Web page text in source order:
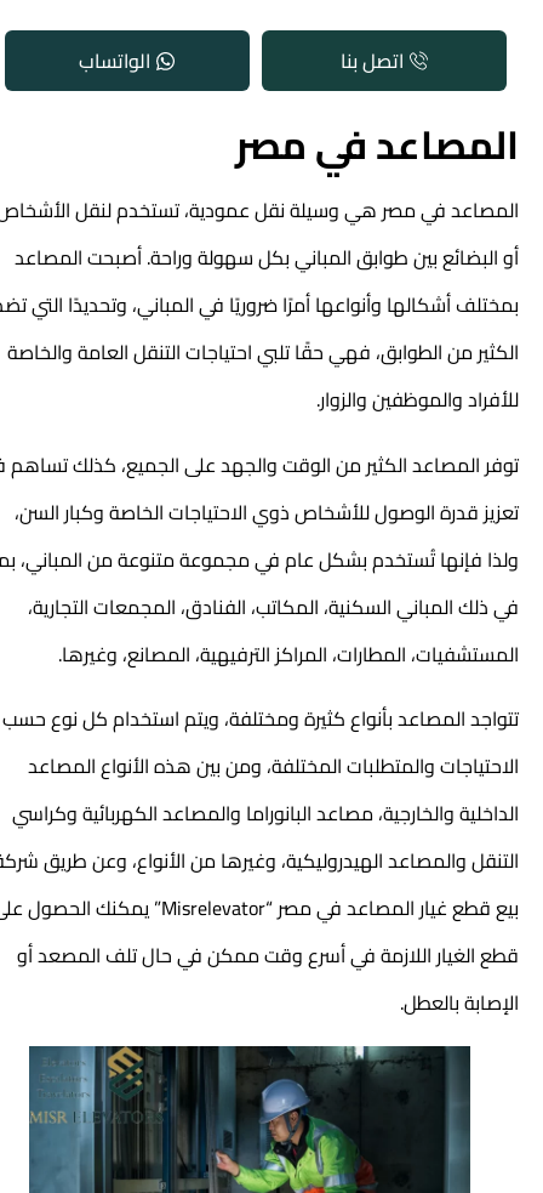
اتصل بنا الواتساب
المصاعد في مصر
المصاعد في مصر هي وسيلة نقل عمودية، تستخدم لنقل الأشخاص
أو البضائع بين طوابق المباني بكل سهولة وراحة. أصبحت المصاعد
بمختلف أشكالها وأنواعها أمرًا ضروريًا في المباني، وتحديدًا التي تضم
الكثير من الطوابق، فهي حقًا تلبي احتياجات التنقل العامة والخاصة
للأفراد والموظفين والزوار.
توفر المصاعد الكثير من الوقت والجهد على الجميع، كذلك تساهم في
تعزيز قدرة الوصول للأشخاص ذوي الاحتياجات الخاصة وكبار السن،
ولذا فإنها تُستخدم بشكل عام في مجموعة متنوعة من المباني، بما
في ذلك المباني السكنية، المكاتب، الفنادق، المجمعات التجارية،
المستشفيات، المطارات، المراكز الترفيهية، المصانع، وغيرها.
تتواجد المصاعد بأنواع كثيرة ومختلفة، ويتم استخدام كل نوع حسب
الاحتياجات والمتطلبات المختلفة، ومن بين هذه الأنواع المصاعد
الداخلية والخارجية، مصاعد البانوراما والمصاعد الكهربائية وكراسي
التنقل والمصاعد الهيدروليكية، وغيرها من الأنواع، وعن طريق شركة
بيع قطع غيار المصاعد في مصر “Misrelevator” يمكنك الحصول على
قطع الغيار اللازمة في أسرع وقت ممكن في حال تلف المصعد أو
الإصابة بالعطل.